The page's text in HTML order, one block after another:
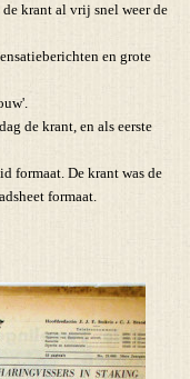
krant al vrij snel weer de
en grote
de krant, en als eerste
formaat. De krant was de
formaat.